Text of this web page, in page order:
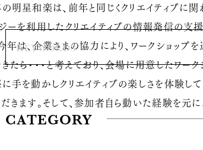
CATEGORY
明星和楽は、前年と同じくクリエイティブに
ーを利用したクリエイティブの情報発信の支
年は、企業さまの協力により、ワークショップ
たら・・・と考えており、会場に用意したワー
手を動かしクリエイティブの楽しさを体験し
きます。そして、参加者自ら動いた経験を元